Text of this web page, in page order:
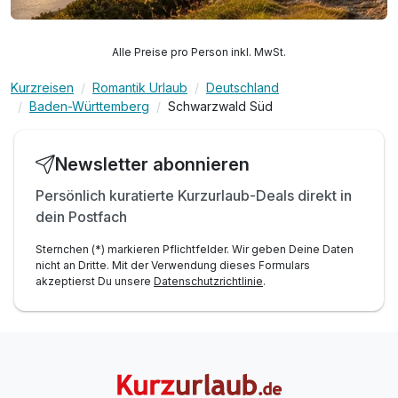
Alle Preise pro Person inkl. MwSt.
Kurzreisen Romantik Urlaub
Deutschland
Baden-Württemberg
Schwarzwald Süd
Newsletter abonnieren
Persönlich kuratierte Kurzurlaub-Deals direkt in
dein Postfach
Sternchen (*) markieren Pflichtfelder. Wir geben Deine Daten
nicht an Dritte. Mit der Verwendung dieses Formulars
akzeptierst Du unsere Datenschutzrichtlinie.